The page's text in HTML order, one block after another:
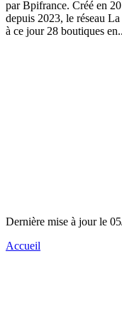
par Bpifrance. Créé en
depuis 2023, le réseau
à ce jour 28 boutiques
Dernière mise à jour le
Accueil